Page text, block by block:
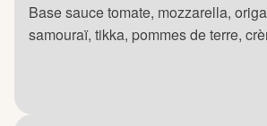
Base sauce tomate, mozzarella,
samouraï, tikka, pommes de terre,